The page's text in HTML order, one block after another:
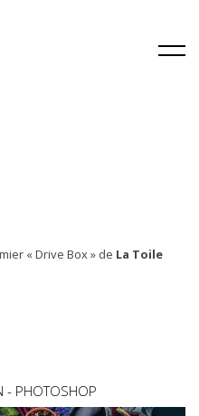
« Drive Box » de La Toile
- PHOTOSHOP